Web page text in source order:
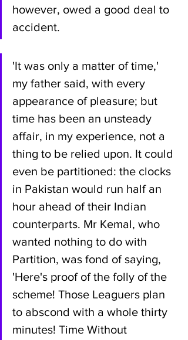
however, owed a good deal to
accident.
'It was only a matter of time,'
my father said, with every
appearance of pleasure; but
time has been an unsteady
affair, in my experience, not a
thing to be relied upon. It could
even be partitioned: the clocks
in Pakistan would run half an
hour ahead of their Indian
counterparts. Mr Kemal, who
wanted nothing to do with
Partition, was fond of saying,
'Here's proof of the folly of the
scheme! Those Leaguers plan
to abscond with a whole thirty
minutes! Time Without